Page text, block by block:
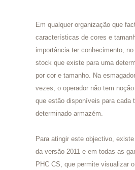
Em qualquer organização que
características de cores e
importância ter conhecimento,
stock que existe para uma
por cor e tamanho. Na
vezes, o operador não tem
que estão disponíveis para cada
determinado armazém.
Para atingir este objectivo,
da versão 2011 e em todas as
PHC CS, que permite visualizar